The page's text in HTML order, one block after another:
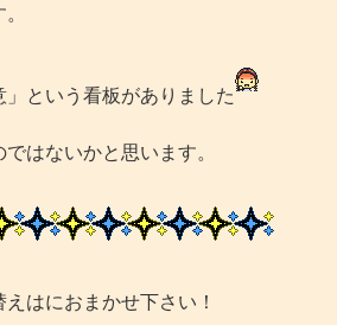
という看板がありました
はないかと思います。
はにおまかせ下さい！